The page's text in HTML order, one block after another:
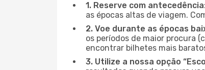
1. Reserve com antecedência
as épocas altas de viagem.
2. Voe durante as épocas
os períodos de maior procura
encontrar bilhetes mais
3. Utilize a nossa opção